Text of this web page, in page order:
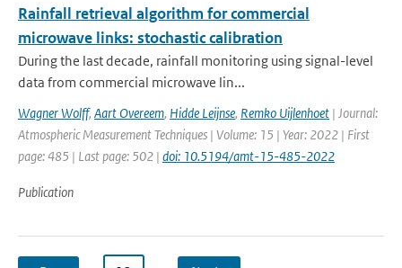
Rainfall retrieval algorithm for commercial
microwave links: stochastic calibration
During the last decade, rainfall monitoring using signal-level
data from commercial microwave lin...
Wagner Wolff, Aart Overeem, Hidde Leijnse, Remko Uijlenhoet | Journal:
Atmospheric Measurement Techniques | Volume: 15 | Year: 2022 | First
page: 485 | Last page: 502 | doi: 10.5194/amt-15-485-2022
Publication